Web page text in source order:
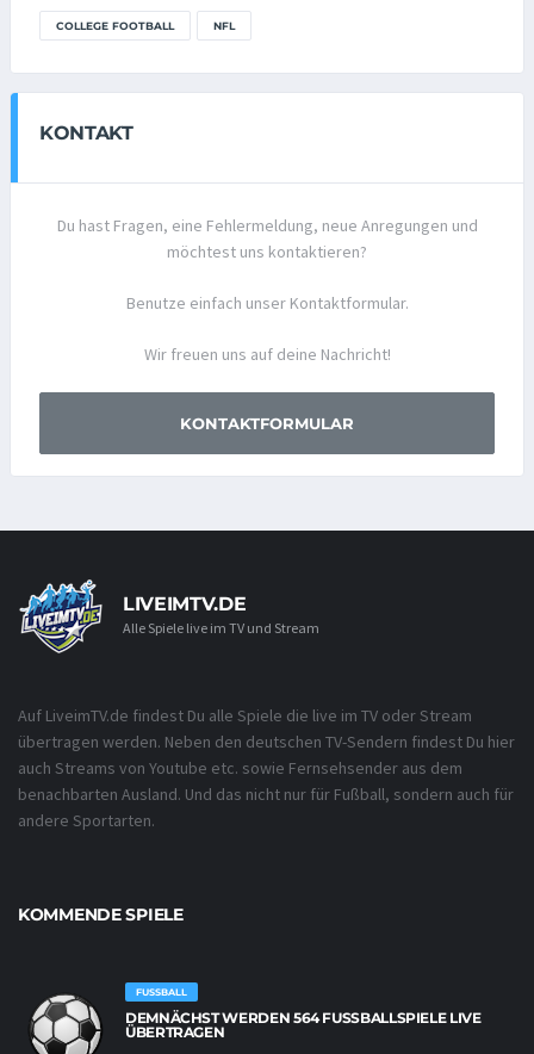
COLLEGE FOOTBALL NFL
KONTAKT
Du hast Fragen, eine Fehlermeldung, neue Anregungen und
möchtest uns kontaktieren?
Benutze einfach unser Kontaktformular.
Wir freuen uns auf deine Nachricht!
KONTAKTFORMULAR
LIVEIMTV.DE
Alle Spiele live im TV und Stream
Auf LiveimTV.de findest Du alle Spiele die live im TV oder Stream
übertragen werden. Neben den deutschen TV-Sendern findest Du hier
auch Streams von Youtube etc. sowie Fernsehsender aus dem
benachbarten Ausland. Und das nicht nur für Fußball, sondern auch für
andere Sportarten.
KOMMENDE SPIELE
FUSSBALL
DEMNÄCHST WERDEN 564 FUSSBALLSPIELE LIVE Ü
BERTRAGEN